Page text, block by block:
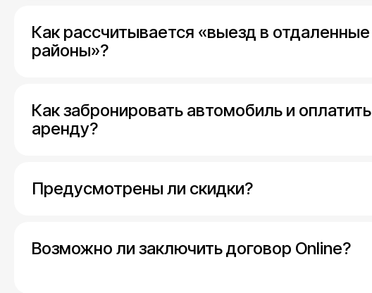
Как рассчитывается «выезд в отдаленные
районы»?
Как забронировать автомобиль и оплатить
аренду?
Предусмотрены ли скидки?
Возможно ли заключить договор Online?